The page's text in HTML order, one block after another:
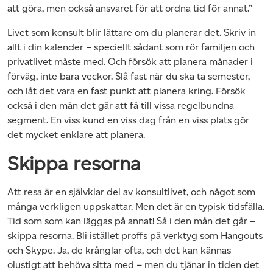
att göra, men också ansvaret för att ordna tid för annat.”
Livet som konsult blir lättare om du planerar det. Skriv in
allt i din kalender – speciellt sådant som rör familjen och
privatlivet måste med. Och försök att planera månader i
förväg, inte bara veckor. Slå fast när du ska ta semester,
och låt det vara en fast punkt att planera kring. Försök
också i den mån det går att få till vissa regelbundna
segment. En viss kund en viss dag från en viss plats gör
det mycket enklare att planera.
Skippa resorna
Att resa är en självklar del av konsultlivet, och något som
många verkligen uppskattar. Men det är en typisk tidsfälla.
Tid som som kan läggas på annat! Så i den mån det går –
skippa resorna. Bli istället proffs på verktyg som Hangouts
och Skype. Ja, de krånglar ofta, och det kan kännas
olustigt att behöva sitta med – men du tjänar in tiden det